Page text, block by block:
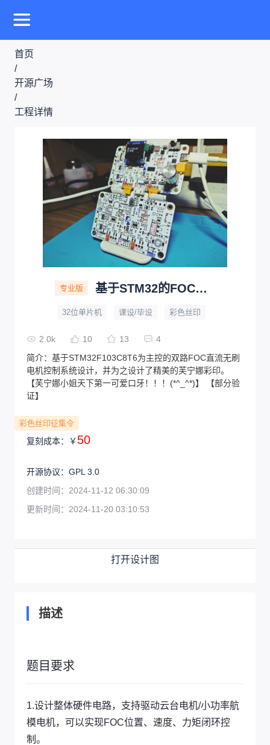
首页
/
开源广场
/
工程详情
专业版 基于STM32的FOC控制（芙宁娜·彩印版）
32位单片机 课设/毕设 彩色丝印
2.0k 10 13
4
简介： 基于STM32F103C8T6为主控的双路FOC直流无刷
电机控制系统设计，并为之设计了精美的芙宁娜彩印。
【芙宁娜小姐天下第一可爱口牙！！！(*^_^*)】 【部分验
证】
彩色丝印征集令
复刻成本： ￥ 50
开源协议： GPL 3.0
创建时间： 2024-11-12 06:30:09
更新时间： 2024-11-20 03:10:53
打开设计图
描述
题目要求
1.设计整体硬件电路，支持驱动云台电机/小功率航
模电机，可以实现FOC位置、速度、力矩闭环控
制。